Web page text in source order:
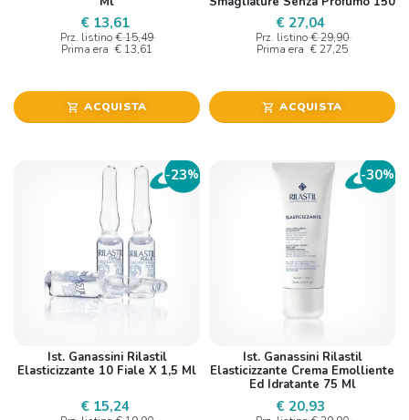
€ 13,61
Prz. listino € 15,49
Prima era € 13,61
shopping_cart ACQUISTA
Ml
€ 27,04
Prz. listino € 29,90
Prima era € 27,25
shopping_cart ACQUISTA
-23%
Ist. Ganassini Rilastil
Elasticizzante 10 Fiale X 1,5 Ml
€ 15,24
-30%
Ist. Ganassini Rilastil
Elasticizzante Crema Emolliente
Ed Idratante 75 Ml
€ 20,93